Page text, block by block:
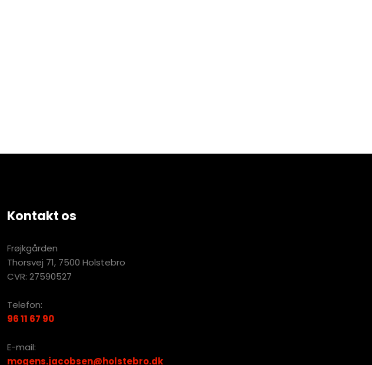
Kontakt os
​Frøjkgården
​Thorsvej 71, 7500 Holstebro
​​CVR: 27590527
Telefon:
96 11 67 90
​​E-mail:
mogens.jacobsen@holstebro.dk